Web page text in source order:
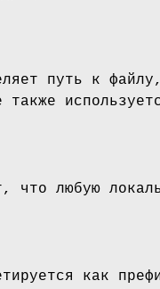
путь к
любую
как